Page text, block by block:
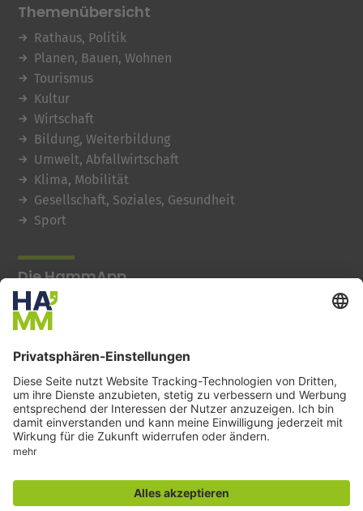
Themenübersicht
Rathaus, Politik
Planen, Bauen, Wohnen
Tourismus
Kultur
Wirtschaft
Bildung, Weiterbildung
Umwelt, Abfallwirtschaft
Klima, Mobilität
Gesellschaft, Soziales, Gesundheit
Sport
Die HammApp
© 2026 Stadt Hamm